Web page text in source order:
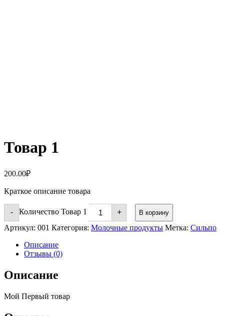
Товар 1
200.00₽
Краткое описание товара
- Количество Товар 1 + В корзину
Артикул: 001 Категория: Молочные продукты Метка: Сильпо
Описание
Отзывы (0)
Описание
Мой Первый товар